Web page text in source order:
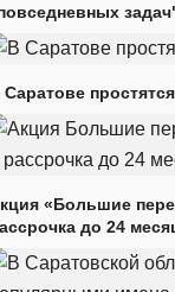
Саратове
«Большие
до 24